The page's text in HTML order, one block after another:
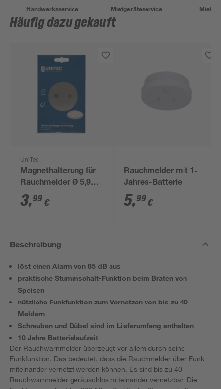
Handwerksservice Mietgeräteservice
Häufig dazu gekauft
UniTec
Magnethalterung für
Rauchmelder Ø 5,9
cm
3,99 €
Rauchmelder mit 1-
Jahres-Batterie
5,99 €
Beschreibung
löst einen Alarm von 85 dB aus
praktische Stummschalt-Funktion beim Braten von
Speisen
nützliche Funkfunktion zum Vernetzen von bis zu 40
Meldern
Schrauben und Dübel sind im Lieferumfang enthalten
10 Jahre Batterielaufzeit
Der Rauchwarnmelder überzeugt vor allem durch seine
Funkfunktion. Das bedeutet, dass die Rauchmelder über Funk
miteinander vernetzt werden können. Es sind bis zu 40
Rauchwarnmelder geräuschlos miteinander vernetzbar. Die